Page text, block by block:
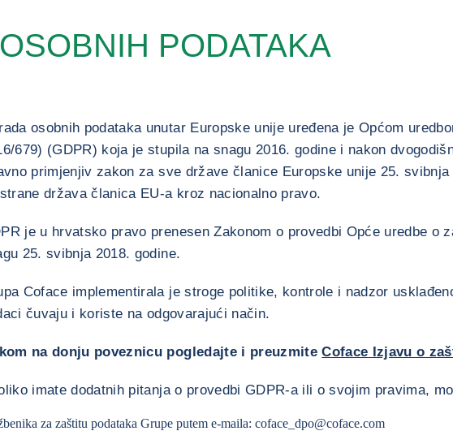
OSOBNIH PODATAKA
osobnih podataka unutar Europske unije uređena je Općom
679) (GDPR) koja je stupila na snagu 2016. godine i nakon
primjenjiv zakon za sve države članice Europske unije 25.
država članica EU-a kroz nacionalno pravo.
je u hrvatsko pravo prenesen Zakonom o provedbi Opće uredbe o
25. svibnja 2018. godine.
Coface implementirala je stroge politike, kontrole i nadzor
čuvaju i koriste na odgovarajući način.
na donju poveznicu pogledajte i preuzmiteCoface Izjavu o
imate dodatnih pitanja o provedbi GDPR-a ili o svojim pravima,
za zaštitu podataka Grupe putem e-maila: coface_dpo@coface.com